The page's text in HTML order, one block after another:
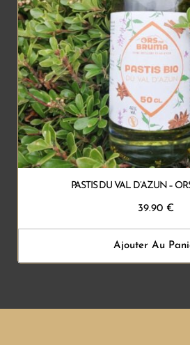
PASTIS DU VAL D’AZUN –
39.90 €
Ajouter Au